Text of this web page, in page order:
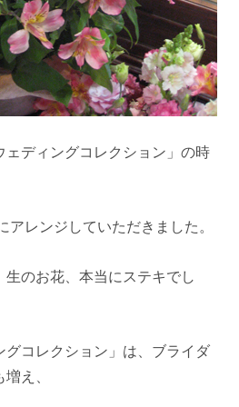
ェディングコレクション」の時
アレンジしていただきました。
のお花、本当にステキでし
グコレクション」は、ブライダ
え、